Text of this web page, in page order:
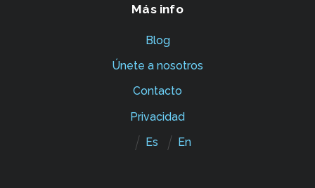
Más info
Blog
Únete a nosotros
Contacto
Privacidad
Es
En